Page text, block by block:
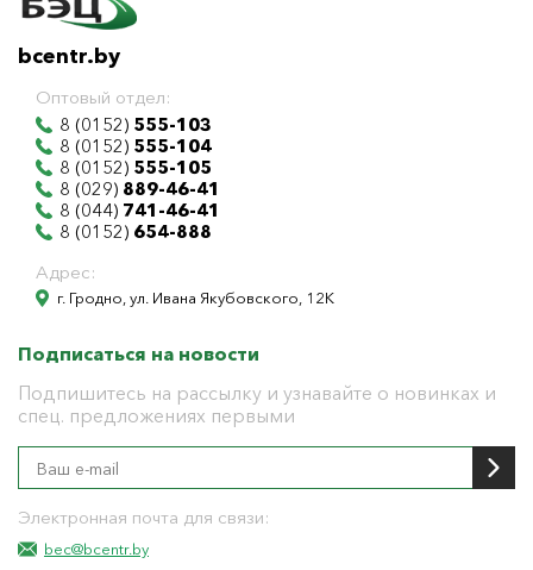
bcentr.by
Оптовый отдел:
8 (0152) 555-103
8 (0152) 555-104
8 (0152) 555-105
8 (029) 889-46-41
8 (044) 741-46-41
8 (0152) 654-888
Адрес:
г. Гродно, ул. Ивана Якубовского, 12К
Подписаться на новости
Подпишитесь на рассылку и узнавайте о новинках и
спец. предложениях первыми
Электронная почта для связи:
bec@bcentr.by